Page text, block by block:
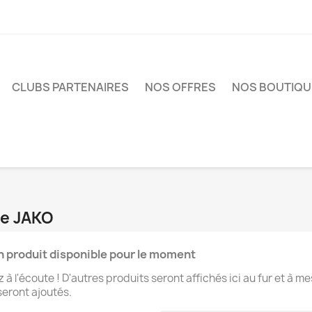
CLUBS PARTENAIRES NOS OFFRES NOS
JAKO
produit disponible pour le moment
à l'écoute ! D'autres produits seront affichés ici au fur et à
ajoutés.